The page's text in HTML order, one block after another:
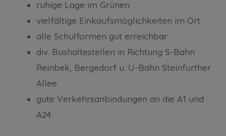
ruhige Lage im Grünen
vielfältige Einkaufsmöglichkeiten im Ort
alle Schulformen gut erreichbar
div. Bushaltestellen in Richtung S-Bahn
Reinbek, Bergedorf u. U-Bahn Steinfurther
Allee
gute Verkehrsanbindungen an die A1 und
A24